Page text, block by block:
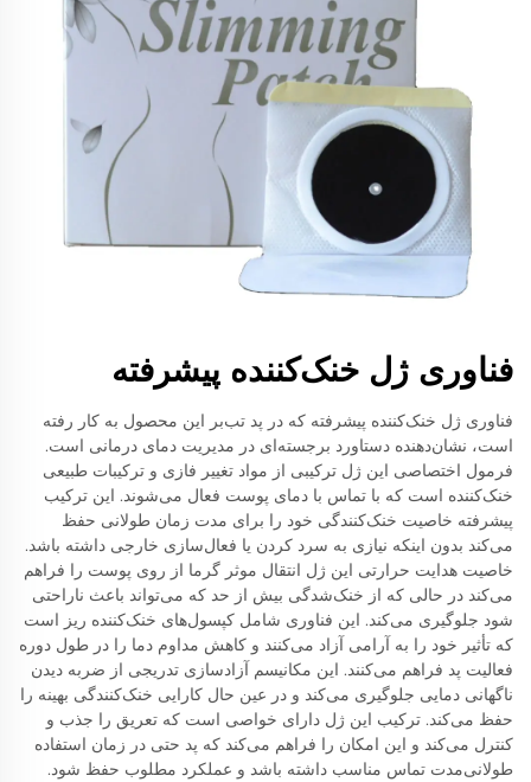
فناوری ژل خنک‌کننده پیشرفته
فناوری ژل خنک‌کننده پیشرفته که در پد تب‌بر این محصول به کار رفته
است، نشان‌دهنده دستاورد برجسته‌ای در مدیریت دمای درمانی است.
فرمول اختصاصی این ژل ترکیبی از مواد تغییر فازی و ترکیبات طبیعی
خنک‌کننده است که با تماس با دمای پوست فعال می‌شوند. این ترکیب
پیشرفته خاصیت خنک‌کنندگی خود را برای مدت زمان طولانی حفظ
می‌کند بدون اینکه نیازی به سرد کردن یا فعال‌سازی خارجی داشته باشد.
خاصیت هدایت حرارتی این ژل انتقال موثر گرما از روی پوست را فراهم
می‌کند در حالی که از خنک‌شدگی بیش از حد که می‌تواند باعث ناراحتی
شود جلوگیری می‌کند. این فناوری شامل کپسول‌های خنک‌کننده ریز است
که تأثیر خود را به آرامی آزاد می‌کنند و کاهش مداوم دما را در طول دوره
فعالیت پد فراهم می‌کنند. این مکانیسم آزادسازی تدریجی از ضربه دیدن
ناگهانی دمایی جلوگیری می‌کند و در عین حال کارایی خنک‌کنندگی بهینه را
حفظ می‌کند. ترکیب این ژل دارای خواصی است که تعریق را جذب و
کنترل می‌کند و این امکان را فراهم می‌کند که پد حتی در زمان استفاده
طولانی‌مدت تماس مناسب داشته باشد و عملکرد مطلوب حفظ شود.